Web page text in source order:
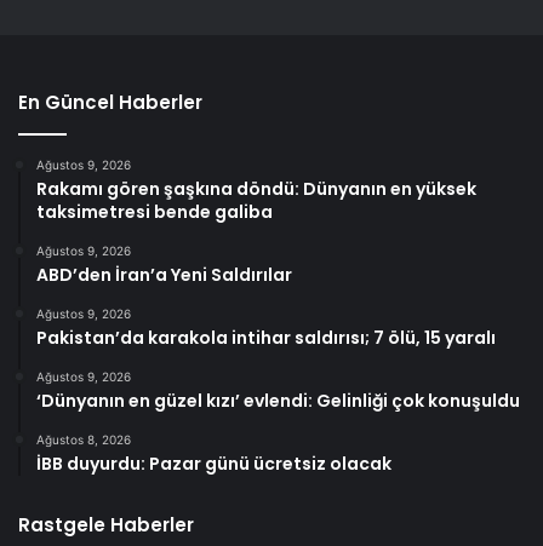
En Güncel Haberler
Ağustos 9, 2026
Rakamı gören şaşkına döndü: Dünyanın en yüksek
taksimetresi bende galiba
Ağustos 9, 2026
ABD’den İran’a Yeni Saldırılar
Ağustos 9, 2026
Pakistan’da karakola intihar saldırısı; 7 ölü, 15 yaralı
Ağustos 9, 2026
‘Dünyanın en güzel kızı’ evlendi: Gelinliği çok konuşuldu
Ağustos 8, 2026
İBB duyurdu: Pazar günü ücretsiz olacak
Rastgele Haberler